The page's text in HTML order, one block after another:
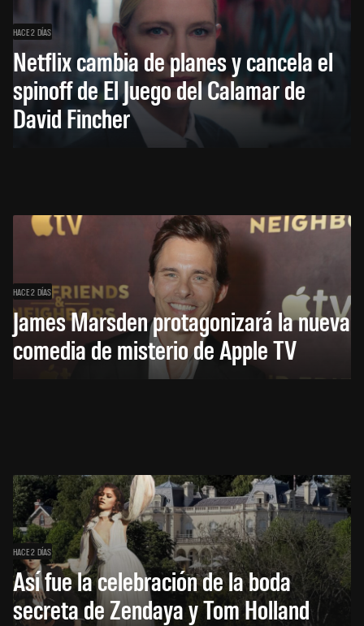
HACE 2 DÍAS
Netflix cambia de planes y cancela el
spinoff de El Juego del Calamar de
David Fincher
HACE 2 DÍAS
James Marsden protagonizará la nueva
comedia de misterio de Apple TV
HACE 2 DÍAS
Así fue la celebración de la boda
secreta de Zendaya y Tom Holland